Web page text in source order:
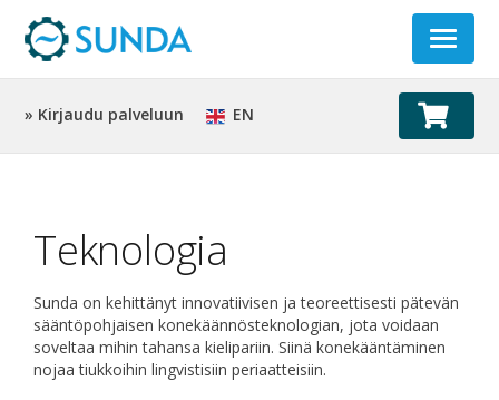
Toggle
» Kirjaudu palveluun EN
Teknologia
Sunda on kehittänyt innovatiivisen ja teoreettisesti pätevän
sääntöpohjaisen konekäännösteknologian, jota voidaan
soveltaa mihin tahansa kielipariin. Siinä konekääntäminen
nojaa tiukkoihin lingvistisiin periaatteisiin.